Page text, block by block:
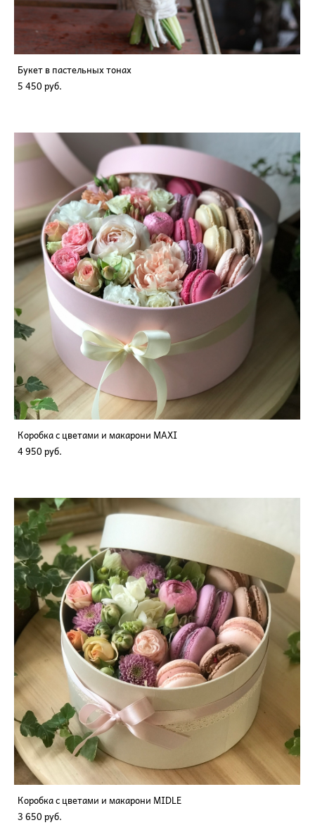
Букет в пастельных тонах
5 450 pуб.
Коробка с цветами и макарони MAXI
4 950 pуб.
Коробка с цветами и макарони MIDLE
3 650 pуб.